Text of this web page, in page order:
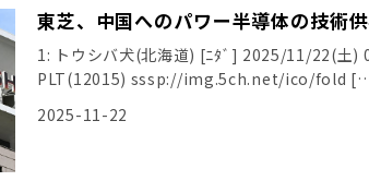
東芝、中国へのパワー半導体の技術
1: トウシバ犬(北海道) [ﾆﾀﾞ] 2025/11/22(土
PLT(12015) sssp://img.5ch.net/ico/fold
2025-11-22